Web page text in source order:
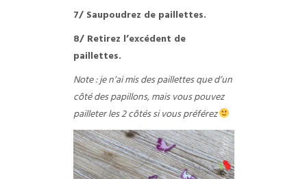
7/ Saupoudrez de paillettes.
8/ Retirez l’excédent de
paillettes.
Note : je n’ai mis des paillettes que d’un
côté des papillons, mais vous pouvez
pailleter les 2 côtés si vous préférez